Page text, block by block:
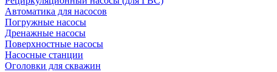
Автоматика для насосов
Погружные насосы
Дренажные насосы
Поверхностные насосы
Насосные станции
Оголовки для скважин